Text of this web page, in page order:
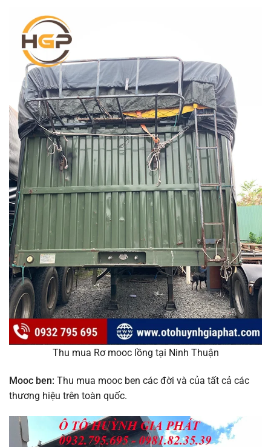
Thu mua Rơ mooc lồng tại Ninh Thuận
Mooc ben: Thu mua mooc ben các đời và của tất cả các
thương hiệu trên toàn quốc.